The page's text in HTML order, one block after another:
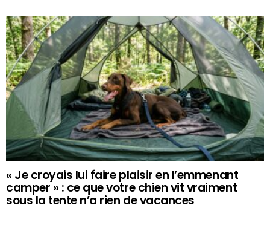
« Je croyais lui faire plaisir en l’emmenant
camper » : ce que votre chien vit vraiment
sous la tente n’a rien de vacances